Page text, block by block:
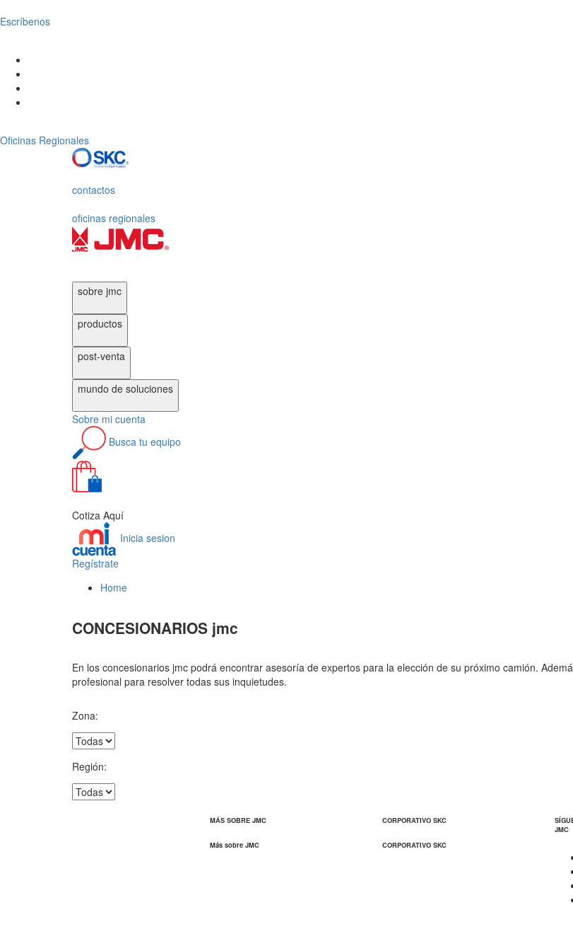
Escríbenos
Oficinas Regionales
contactos
oficinas regionales
sobre jmc
productos
post-venta
mundo de soluciones
Sobre mi cuenta
Busca tu equipo
Cotiza Aquí
Inicia sesion
Regístrate
Home
CONCESIONARIOS jmc
En los concesionarios jmc podrá encontrar asesoría de expertos para la elección de su próximo camión.
profesional para resolver todas sus inquietudes.
Zona:
Región:
MÁS SOBRE JMC
Más sobre JMC
CORPORATIVO SKC
CORPORATIVO SKC
JMC